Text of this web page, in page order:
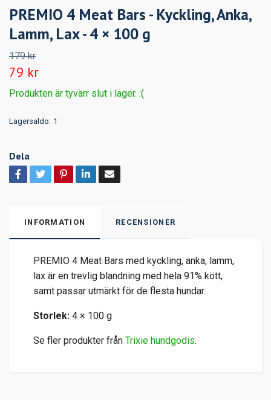
PREMIO 4 Meat Bars - Kyckling, Anka,
Lamm, Lax - 4 × 100 g
179 kr
79 kr
Produkten är tyvärr slut i lager. :(
Lagersaldo: 1
Dela
INFORMATION RECENSIONER
PREMIO 4 Meat Bars med kyckling, anka, lamm,
lax är en trevlig blandning med hela 91% kött,
samt passar utmärkt för de flesta hundar.
Storlek: 4 × 100 g
Se fler produkter från Trixie hundgodis.